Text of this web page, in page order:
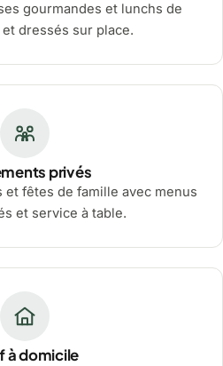
gourmandes et lunchs de
dressés sur place.
privés
et fêtes de famille avec menus
et service à table.
à domicile